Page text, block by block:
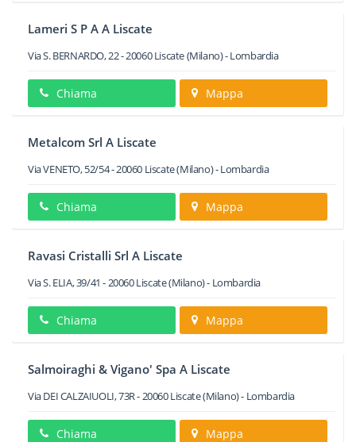
Lameri S P A A Liscate
Via S. BERNARDO, 22-20060 Liscate(Milano) -Lombardia
Chiama Mappa
Metalcom Srl A Liscate
Via VENETO, 52/54-20060 Liscate(Milano) -Lombardia
Chiama Mappa
Ravasi Cristalli Srl A Liscate
Via S. ELIA, 39/41 -20060Liscate(Milano) - Lombardia
Chiama Mappa
Salmoiraghi & Vigano' Spa A Liscate
Via DEI CALZAIUOLI, 73R-20060Liscate(Milano) - Lombardia
Chiama Mappa